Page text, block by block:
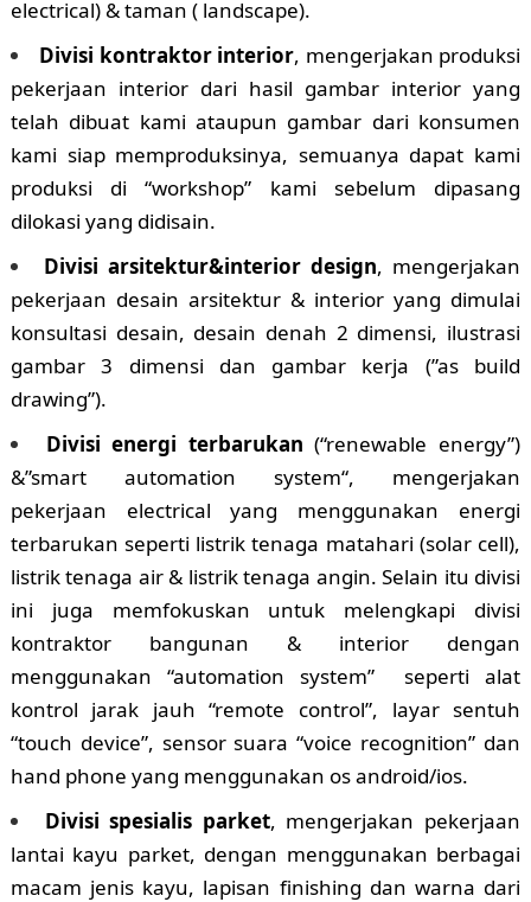
electrical) & taman ( landscape).
Divisi kontraktor interior, mengerjakan produksi
pekerjaan interior dari hasil gambar interior yang
telah dibuat kami ataupun gambar dari konsumen
kami siap memproduksinya, semuanya dapat kami
produksi di “workshop” kami sebelum dipasang
dilokasi yang didisain.
Divisi arsitektur&interior design, mengerjakan
pekerjaan desain arsitektur & interior yang dimulai
konsultasi desain, desain denah 2 dimensi, ilustrasi
gambar 3 dimensi dan gambar kerja (”as build
drawing”).
Divisi energi terbarukan (“renewable energy”)
&”smart automation system“, mengerjakan
pekerjaan electrical yang menggunakan energi
terbarukan seperti listrik tenaga matahari (solar cell),
listrik tenaga air & listrik tenaga angin. Selain itu divisi
ini juga memfokuskan untuk melengkapi divisi
kontraktor bangunan & interior dengan
menggunakan “automation system” seperti alat
kontrol jarak jauh “remote control”, layar sentuh
“touch device”, sensor suara “voice recognition” dan
hand phone yang menggunakan os android/ios.
Divisi spesialis parket, mengerjakan pekerjaan
lantai kayu parket, dengan menggunakan berbagai
macam jenis kayu, lapisan finishing dan warna dari